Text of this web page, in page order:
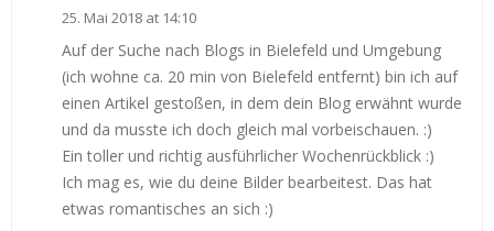
25. Mai 2018 at 14:10
Auf der Suche nach Blogs in Bielefeld und Umgebung
(ich wohne ca. 20 min von Bielefeld entfernt) bin ich auf
einen Artikel gestoßen, in dem dein Blog erwähnt wurde
und da musste ich doch gleich mal vorbeischauen. :)
Ein toller und richtig ausführlicher Wochenrückblick :)
Ich mag es, wie du deine Bilder bearbeitest. Das hat
etwas romantisches an sich :)